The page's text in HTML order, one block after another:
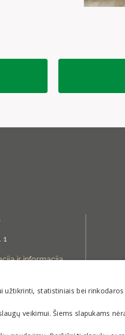
1
ir informacija
20:00
užtikrinti, statistiniais bei rinkodaros
veikimui. Šiems slapukams